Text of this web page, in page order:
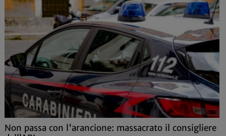
Non passa con l'arancione: massacrato il consigliere